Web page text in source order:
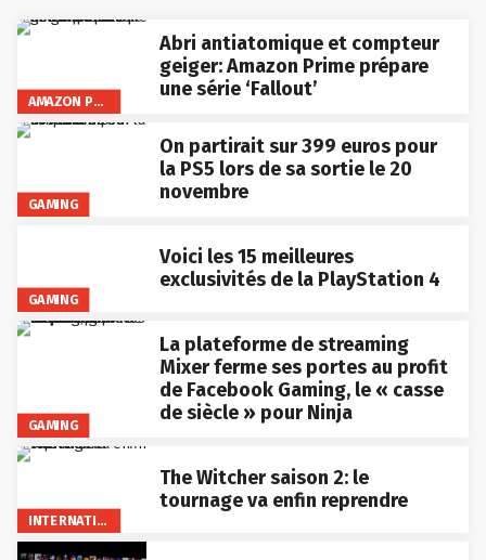
AMAZON PRIME VIDEO
Abri antiatomique et compteur
geiger: Amazon Prime prépare
une série ‘Fallout’
GAMING
On partirait sur 399 euros pour
la PS5 lors de sa sortie le 20
novembre
GAMING
Voici les 15 meilleures
exclusivités de la PlayStation 4
GAMING
La plateforme de streaming
Mixer ferme ses portes au profit
de Facebook Gaming, le « casse
de siècle » pour Ninja
INTERNATIONAL
The Witcher saison 2: le
tournage va enfin reprendre